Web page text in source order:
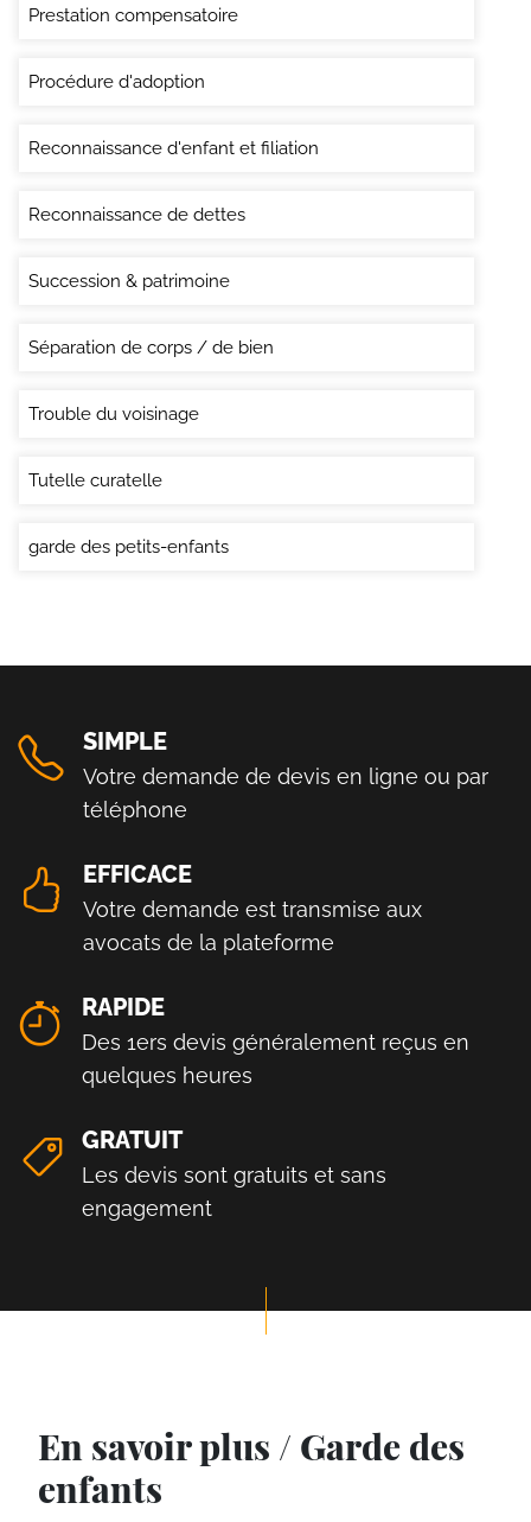
Prestation compensatoire
Procédure d'adoption
Reconnaissance d'enfant et filiation
Reconnaissance de dettes
Succession & patrimoine
Séparation de corps / de bien
Trouble du voisinage
Tutelle curatelle
garde des petits-enfants
SIMPLE
Votre demande de devis en ligne ou par
téléphone
EFFICACE
Votre demande est transmise aux
avocats de la plateforme
RAPIDE
Des 1ers devis généralement reçus en
quelques heures
GRATUIT
Les devis sont gratuits et sans
engagement
En savoir plus / Garde des
enfants